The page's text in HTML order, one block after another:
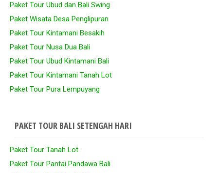
Paket Tour Ubud dan Bali Swing
Paket Wisata Desa Penglipuran
Paket Tour Kintamani Besakih
Paket Tour Nusa Dua Bali
Paket Tour Ubud Kintamani Bali
Paket Tour Kintamani Tanah Lot
Paket Tour Pura Lempuyang
PAKET TOUR BALI SETENGAH HARI
Paket Tour Tanah Lot
Paket Tour Pantai Pandawa Bali